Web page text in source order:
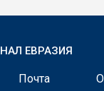
ЕВРАЗИЯ
Почта